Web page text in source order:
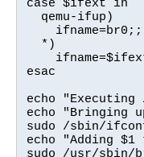
case $ifext in
  qemu-ifup)
    ifname=br0;;
  *)
esac
echo "Executing
echo "Bringing
sudo /sbin/
echo "Adding
sudo /usr/sbin/